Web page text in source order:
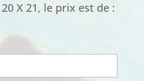
X 21, le prix est de :